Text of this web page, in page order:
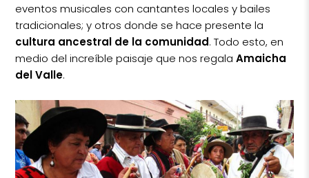
eventos musicales con cantantes locales y bailes
tradicionales; y otros donde se hace presente la
cultura ancestral de la comunidad. Todo esto, en
medio del increíble paisaje que nos regalaAmaicha
del Valle.